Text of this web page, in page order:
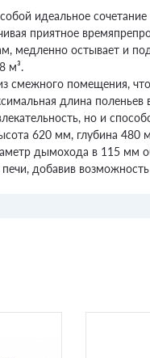
идеальное
приятное
медленно остывает и
м³.
смежного помещения,
длина
но и
620 мм, глубина
дымохода в 115 мм
добавив